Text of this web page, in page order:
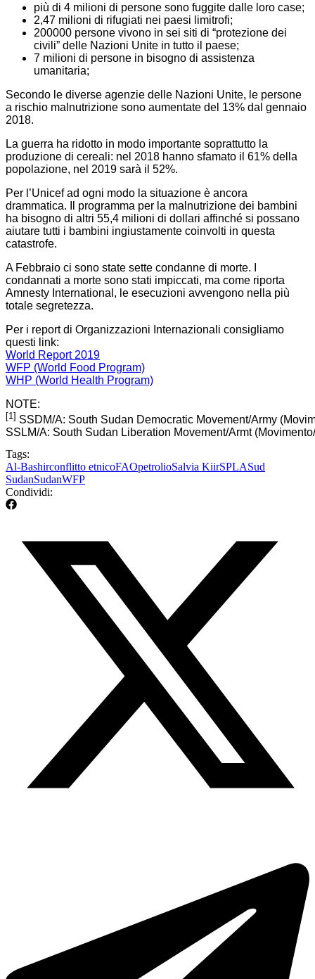
più di 4 milioni di persone sono fuggite dalle loro case;
2,47 milioni di rifugiati nei paesi limitrofi;
200000 persone vivono in sei siti di “protezione dei
civili” delle Nazioni Unite in tutto il paese;
7 milioni di persone in bisogno di assistenza
umanitaria;
Secondo le diverse agenzie delle Nazioni Unite, le persone
a rischio malnutrizione sono aumentate del 13% dal gennaio
2018.
La guerra ha ridotto in modo importante soprattutto la
produzione di cereali: nel 2018 hanno sfamato il 61% della
popolazione, nel 2019 sarà il 52%.
Per l’Unicef ad ogni modo la situazione è ancora
drammatica. Il programma per la malnutrizione dei bambini
ha bisogno di altri 55,4 milioni di dollari affinché si possano
aiutare tutti i bambini ingiustamente coinvolti in questa
catastrofe.
A Febbraio ci sono state sette condanne di morte. I
condannati a morte sono stati impiccati, ma come riporta
Amnesty International, le esecuzioni avvengono nella più
totale segretezza.
Per i report di Organizzazioni Internazionali consigliamo
questi link:
World Report 2019
WFP (World Food Program)
WHP (World Health Program)
NOTE:
[1] SSDM/A: South Sudan Democratic Movement/Army
SSLM/A: South Sudan Liberation Movement/Armt
Tags:
Al-Bashirconflitto etnicoFAOpetrolioSalvia KiirSPLASud
SudanSudanWFP
Condividi: